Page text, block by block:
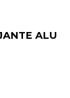
ALU